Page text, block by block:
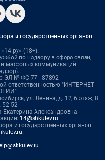
и государственных органов
(18+).
по надзору в сфере связи,
массовых коммуникаций
ЭЛ № ФС 77 - 87892
ответственностью "ИНТЕРНЕТ
ул. Ленина, д. 12, 6 этаж, 8
52-52
Александровна
14@shkulev.ru
и государственных органов:
.